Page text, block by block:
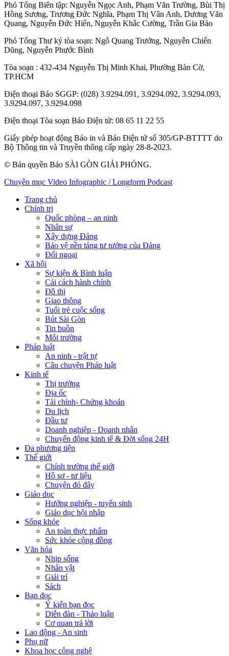
Phó Tổng Biên tập: Nguyễn Ngọc Anh, Phạm Văn Trường, Bùi Thị
Hồng Sương, Trương Đức Nghĩa, Phạm Thị Vân Anh, Dương Văn
Quang, Nguyễn Đức Hiển, Nguyễn Khắc Cường, Trần Gia Bảo
Phó Tổng Thư ký tòa soạn: Ngô Quang Trưởng, Nguyễn Chiến
Dũng, Nguyễn Phước Bình
Tòa soạn : 432-434 Nguyễn Thị Minh Khai, Phường Bàn Cờ,
TP.HCM
Điện thoại Báo SGGP: (028) 3.9294.091, 3.9294.092, 3.9294.093,
3.9294.097, 3.9294.098
Điện thoại Tòa soạn Báo Điện tử: 08 65 11 22 55
Giấy phép hoạt động Báo in và Báo Điện tử số 305/GP-BTTTT do
Bộ Thông tin và Truyền thông cấp ngày 28-8-2023.
© Bản quyền Báo SÀI GÒN GIẢI PHÓNG.
Chuyên mục Video Infographic / Longform Podcast
Trang chủ
Chính trị
Quốc phòng – an ninh
Nhân sự
Xây dựng Đảng
Bảo vệ nền tảng tư tưởng của Đảng
Đối ngoại
Xã hội
Sự kiện & Bình luận
Cải cách hành chính
Đô thị
Giao thông
Tuổi trẻ cuộc sống
Bút Sài Gòn
Tin buồn
Môi trường
Pháp luật
An ninh - trật tự
Câu chuyện Pháp luật
Kinh tế
Thị trường
Địa ốc
Tài chính- Chứng khoán
Du lịch
Đầu tư
Doanh nghiệp - Doanh nhân
Chuyển động kinh tế & Đời sống 24H
Đa phương tiện
Thế giới
Chính trường thế giới
Hồ sơ - tư liệu
Chuyện đó đây
Giáo dục
Hướng nghiệp - tuyển sinh
Giáo dục hội nhập
Sống khỏe
An toàn thực phẩm
Sức khỏe cộng đồng
Văn hóa
Nhịp sống
Nhân vật
Giải trí
Sách
Bạn đọc
Ý kiến bạn đọc
Diễn đàn - Thảo luận
Cơ quan trả lời
Lao động - An sinh
Phụ nữ
Khoa học công nghệ